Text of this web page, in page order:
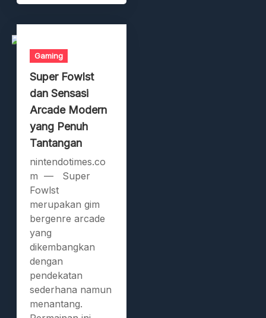
Gaming
Super Fowlst
dan Sensasi
Arcade Modern
yang Penuh
Tantangan
nintendotimes.co
m — Super
Fowlst
merupakan gim
bergenre arcade
yang
dikembangkan
dengan
pendekatan
sederhana namun
menantang.